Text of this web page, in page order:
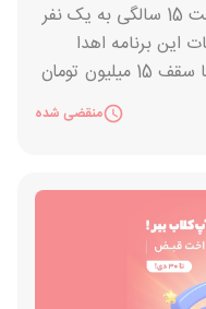
در قرعه کشی اپلیکیشن آپ به مناسبت 15 سالگی به یک نفر
این برنامه اهدا
خواهد شد. برنده می تواند هر ماه تا سقف 15 میلیون تومان
بالا بردن شانس
های بیشتری را در
منقضی شده